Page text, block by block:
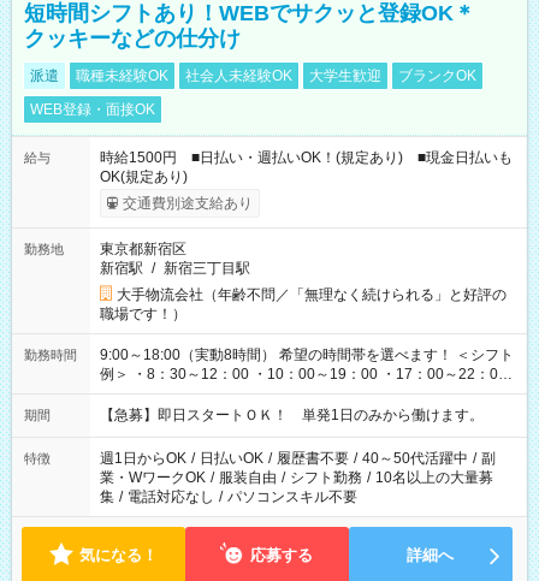
短時間シフトあり！WEBでサクッと登録OK＊
クッキーなどの仕分け
派遣 職種未経験OK 社会人未経験OK 大学生歓迎
ブランクOK
WEB登録・面接OK
給与
時給1500円 ■日払い・週払いOK！(規定あり) ■現金日払いも
OK(規定あり)
交通費別途支給あり
勤務地
東京都新宿区
新宿駅 / 新宿三丁目駅
大手物流会社（年齢不問／「無理なく続けられる」と好評の
職場です！）
勤務時間
9:00～18:00（実動8時間） 希望の時間帯を選べます！ ＜シフト
例＞ ・8：30～12：00 ・10：00～19：00 ・17：00～22：00
・13：00～22：00 ・22：00～翌6：00 など
期間 【急募】即日スタートＯＫ！ 単発1日のみから働けます。
特徴 週1日からOK / 日払いOK / 履歴書不要 / 40～50代活躍中 / 副
業・WワークOK / 服装自由 / シフト勤務 / 10名以上の大量募
集 / 電話対応なし / パソコンスキル不要
気になる！ 応募する 詳細へ